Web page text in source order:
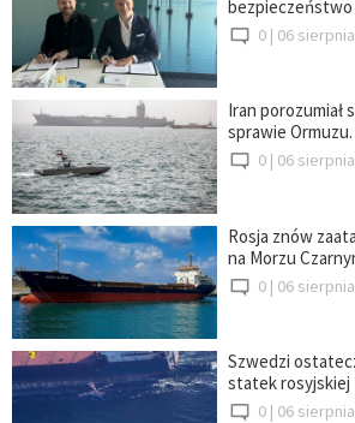
bezpieczeństwo
0 | 06
Iran porozumiał
sprawie Ormuzu.
0 | 06
Rosja znów
na Morzu
0 | 06
Szwedzi
statek rosyjskiej
0 | 06